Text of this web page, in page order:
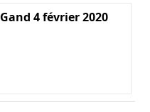
Gand 4 février 2020